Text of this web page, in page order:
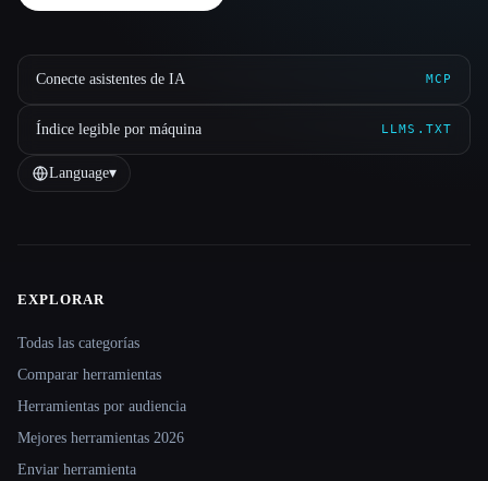
Conecte asistentes de IA MCP
Índice legible por máquina LLMS.TXT
Language▾
Site navigation
EXPLORAR
Todas las categorías
Comparar herramientas
Herramientas por audiencia
Mejores herramientas 2026
Enviar herramienta